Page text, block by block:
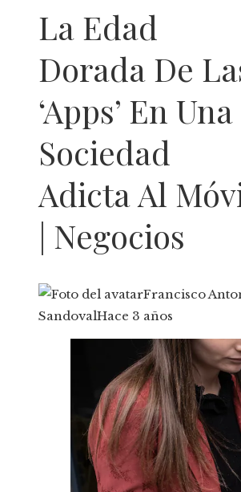
La Edad
Dorada De
‘apps’ En Una
Sociedad
Adicta Al
| Negocios
Francisco
SandovalHace 3 años